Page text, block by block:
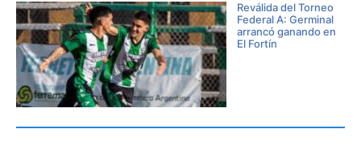
Reválida del Torneo
Federal A: Germinal
arrancó ganando en
El Fortín